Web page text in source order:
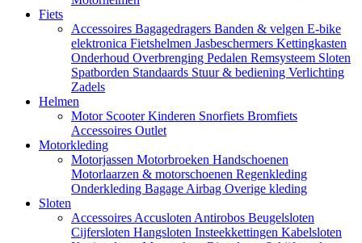
Fiets
Accessoires Bagagedragers Banden & velgen E-bike
elektronica Fietshelmen Jasbeschermers Kettingkasten
Onderhoud Overbrenging Pedalen Remsysteem Sloten
Spatborden Standaards Stuur & bediening Verlichting
Zadels
Helmen
Motor ScooterKinderen Snorfiets Bromfiets
Accessoires Outlet
Motorkleding
Motorjassen Motorbroeken Handschoenen
Motorlaarzen & motorschoenen Regenkleding
Onderkleding Bagage Airbag Overige kleding
Sloten
Accessoires Accusloten Antirobos Beugelsloten
Cijfersloten Hangsloten Insteekkettingen Kabelsloten